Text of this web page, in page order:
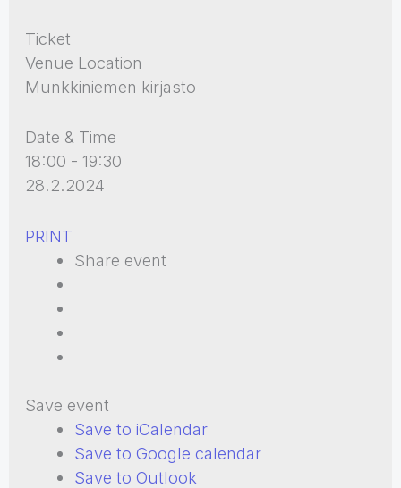
Ticket
Venue Location
Munkkiniemen kirjasto
Date & Time
18:00 - 19:30
28.2.2024
PRINT
Share event
Save event
Save to iCalendar
Save to Google calendar
Save to Outlook